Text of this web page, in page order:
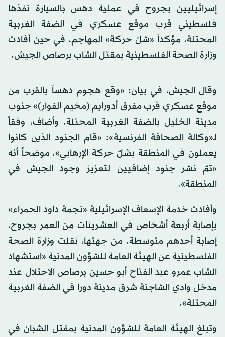
إسرائيليين بجروح في عملية دهس بالسيارة نفذها
فلسطيني قرب موقع عسكري في الضفة الغربية
المحتلة، مؤكداً «شلّ حركة» المهاجم، في حين أفادت
وزارة الصحة الفلسطينية بمقتل الشاب برصاص الجيش.
وقال الجيش، في بيان: «وقع هجوم دهساً بالقرب من
موقع عسكري قرب مفرق أدورايم (مخيم الفوار)» جنوب
مدينة الخليل بالضفة الغربية المحتلة. وأضاف، وفقاً
لـ«وكالة الصحافة الفرنسية»: «قام الجنود الذين كانوا
يعملون في المنطقة بشلّ حركة الإرهابي»، موضحاً أنه
«تمّ نشر جنود إضافيين لتعزيز وجود الجيش في
المنطقة».
وأفادت خدمة الإسعاف الإسرائيلية «نجمة داود الحمراء»
بإصابة أربعة أشخاص في العشرينات من العمر بجروح،
إصابة أحدهم متوسطة. من جهتها، نقلت وزارة الصحة
الفلسطينية عن الهيئة العامة للشؤون المدنية «استشهاد
الشاب عمرو عبد الفتاح أبو حسين برصاص الاحتلال عند
مدخل وادي الشاجنة شرق مدينة دورا في الضفة الغربية
المحتلة».
وتبلغ الهيئة العامة للشؤون المدنية بمقتل الشبان في